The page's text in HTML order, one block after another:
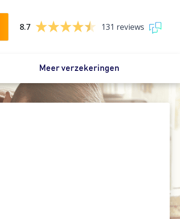
8.7
131 reviews
Meer verzekeringen